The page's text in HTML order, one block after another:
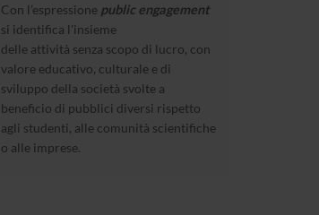
Con l’espressione public engagement
si identifica l'insieme
delle attività senza scopo di lucro, con
valore educativo, culturale e di
sviluppo della società svolte a
beneficio di pubblici diversi rispetto
agli studenti, alle comunità scientifiche
o alle imprese.